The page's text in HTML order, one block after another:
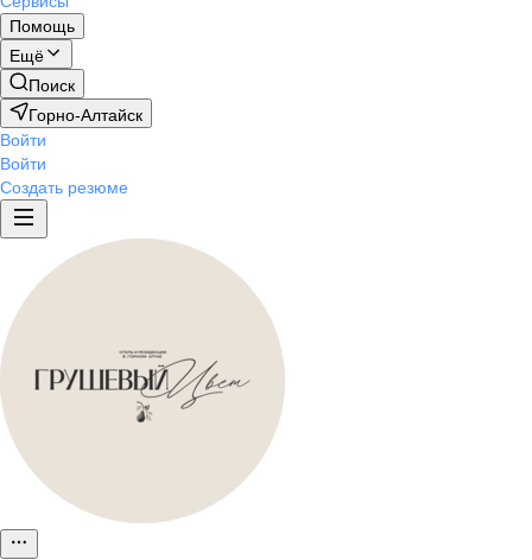
Помощь
Ещё
Поиск
Горно-Алтайск
Войти
Войти
Создать резюме